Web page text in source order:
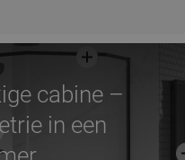
cabine –
in een